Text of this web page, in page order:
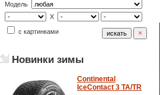
Модель
X
с картинками
Новинки зимы
Continental
IceContact 3 TA/TR